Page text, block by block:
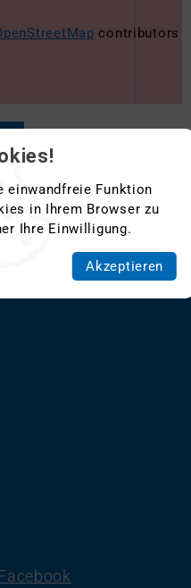
einwandfreie Funktion
in Ihrem Browser zu
Ihre Einwilligung.
Akzeptieren
contributors